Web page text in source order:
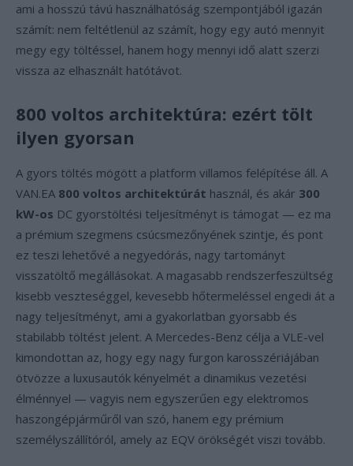
ami a hosszú távú használhatóság szempontjából igazán
számít: nem feltétlenül az számít, hogy egy autó mennyit
megy egy töltéssel, hanem hogy mennyi idő alatt szerzi
vissza az elhasznált hatótávot.
800 voltos architektúra: ezért tölt
ilyen gyorsan
A gyors töltés mögött a platform villamos felépítése áll. A
VAN.EA 800 voltos architektúrát használ, és akár 300
kW-os DC gyorstöltési teljesítményt is támogat — ez ma
a prémium szegmens csúcsmezőnyének szintje, és pont
ez teszi lehetővé a negyedórás, nagy tartományt
visszatöltő megállásokat. A magasabb rendszerfeszültség
kisebb veszteséggel, kevesebb hőtermeléssel engedi át a
nagy teljesítményt, ami a gyakorlatban gyorsabb és
stabilabb töltést jelent. A Mercedes-Benz célja a VLE-vel
kimondottan az, hogy egy nagy furgon karosszériájában
ötvözze a luxusautók kényelmét a dinamikus vezetési
élménnyel — vagyis nem egyszerűen egy elektromos
haszongépjárműről van szó, hanem egy prémium
személyszállítóról, amely az EQV örökségét viszi tovább.